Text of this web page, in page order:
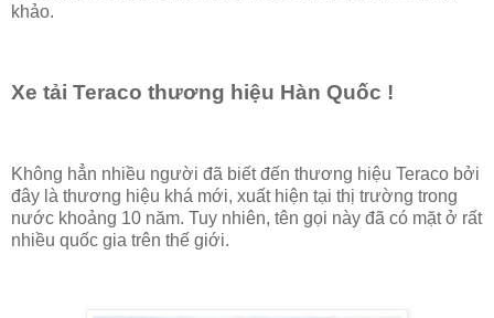
khảo.
Xe tải Teraco thương hiệu Hàn Quốc !
Không hẳn nhiều người đã biết đến thương hiệu Teraco bởi
đây là thương hiệu khá mới, xuất hiện tại thị trường trong
nước khoảng 10 năm. Tuy nhiên, tên gọi này đã có mặt ở rất
nhiều quốc gia trên thế giới.